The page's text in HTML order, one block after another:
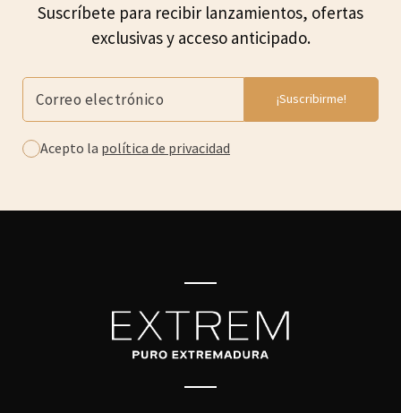
Suscríbete para recibir lanzamientos, ofertas
exclusivas y acceso anticipado.
Acepto la política de privacidad